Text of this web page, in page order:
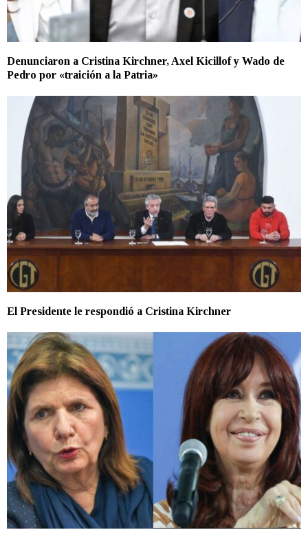
Denunciaron a Cristina Kirchner, Axel Kicillof y Wado de
Pedro por «traición a la Patria»
El Presidente le respondió a Cristina Kirchner